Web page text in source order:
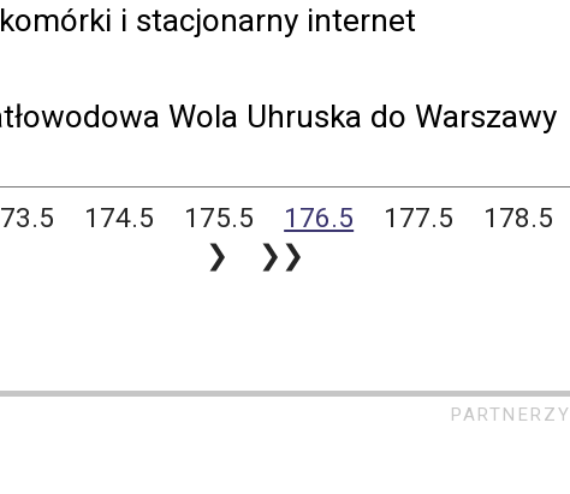
i stacjonarny internet
Wola Uhruska do Warszawy
174.5 175.5 176.5 177.5 178.5
❯
❯❯
PARTNERZY